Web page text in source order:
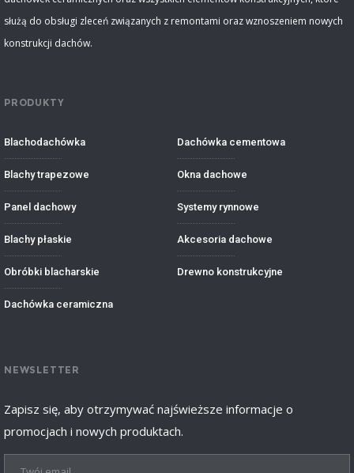
służą do obsługi zleceń związanych z remontami oraz wznoszeniem nowych
konstrukcji dachów.
PRODUKTY
Blachodachówka
Blachy trapezowe
Panel dachowy
Blachy płaskie
Obróbki blacharskie
Dachówka ceramiczna
Dachówka cementowa
Okna dachowe
Systemy rynnowe
Akcesoria dachowe
Drewno konstrukcyjne
NEWSLETTER
Zapisz się, aby otrzymywać najświeższe informacje o
promocjach i nowych produktach.